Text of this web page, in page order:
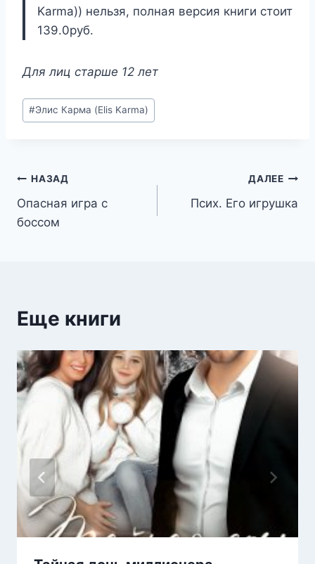
Karma)) нельзя, полная версия книги стоит
139.0руб.
Для лиц старше 12 лет
Метки
записи:
#Элис Карма (Elis Karma)
Навигация
по
НАЗАД
Опасная игра с
боссом
ДАЛЕЕ
Псих. Его игрушка
Еще книги